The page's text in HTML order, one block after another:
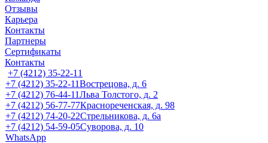
Отзывы
Карьера
Контакты
Партнеры
Сертификаты
Контакты
+7 (4212) 35-22-11
+7 (4212) 35-22-11Вострецова, д. 6
+7 (4212) 76-44-11Льва Толстого, д. 2
+7 (4212) 56-77-77Краснореченская, д. 98
+7 (4212) 74-20-22Стрельникова, д. 6а
+7 (4212) 54-59-05Суворова, д. 10
WhatsApp